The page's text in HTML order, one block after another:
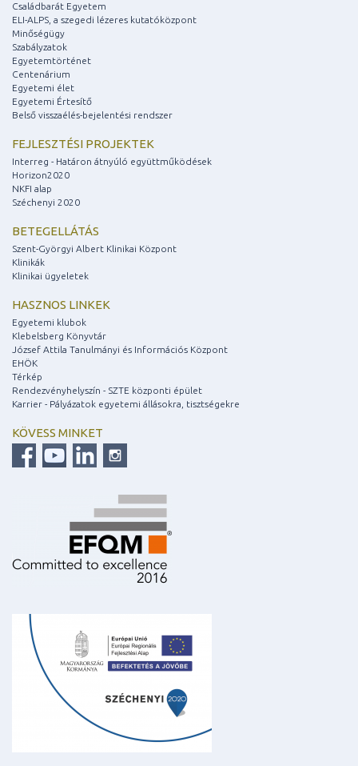
Családbarát Egyetem
ELI-ALPS, a szegedi lézeres kutatóközpont
Minőségügy
Szabályzatok
Egyetemtörténet
Centenárium
Egyetemi élet
Egyetemi Értesítő
Belső visszaélés-bejelentési rendszer
FEJLESZTÉSI PROJEKTEK
Interreg - Határon átnyúló együttműködések
Horizon2020
NKFI alap
Széchenyi 2020
BETEGELLÁTÁS
Szent-Györgyi Albert Klinikai Központ
Klinikák
Klinikai ügyeletek
HASZNOS LINKEK
Egyetemi klubok
Klebelsberg Könyvtár
József Attila Tanulmányi és Információs Központ
EHÖK
Térkép
Rendezvényhelyszín - SZTE központi épület
Karrier - Pályázatok egyetemi állásokra, tisztségekre
KÖVESS MINKET